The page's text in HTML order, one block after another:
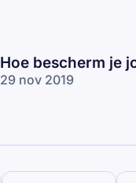
Hoe bescherm je
29 nov 2019